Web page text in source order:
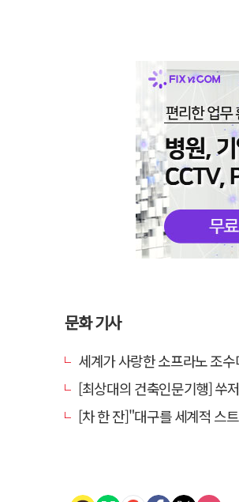
문화 기사
세계가 사랑한 소프라노 조수미,
[최상대의 건축인문기행] 쑤
[차 한 잔]"대구를 세계적 스트리트댄스